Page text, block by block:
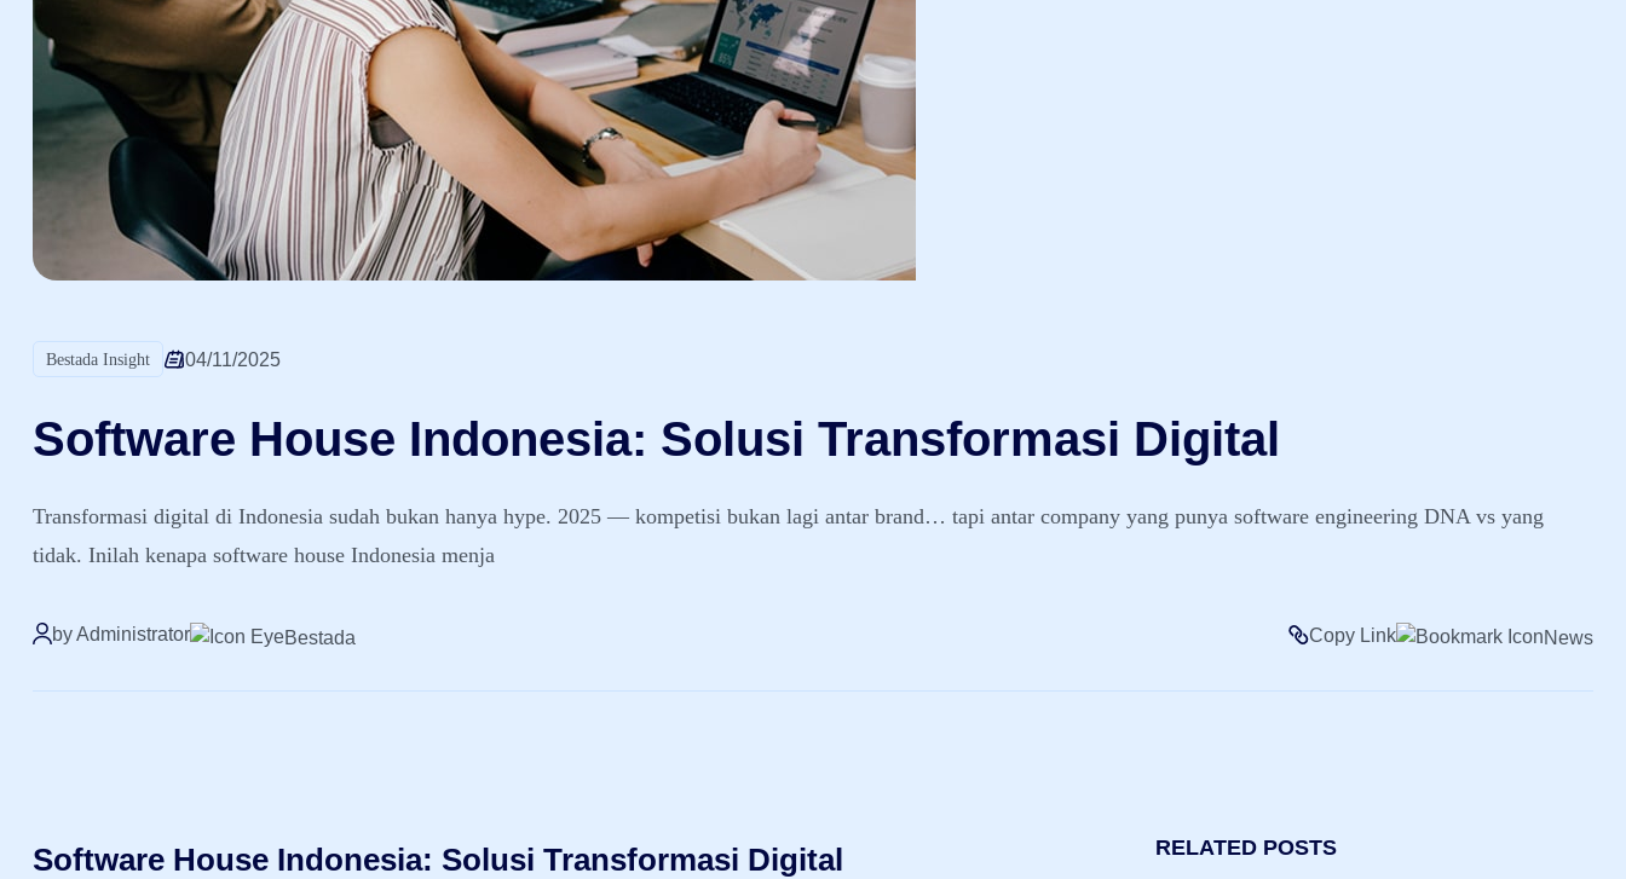
Bestada Insight 04/11/2025
Software House Indonesia: Solusi Transformasi Digital
Transformasi digital di Indonesia sudah bukan hanya hype. 2025 — kompetisi bukan lagi antar brand… tapi antar company yang punya software engineering DNA vs yang
tidak. Inilah kenapa software house Indonesia menja
by Administrator Bestada Copy Link News
Software House Indonesia: Solusi Transformasi Digital RELATED POSTS